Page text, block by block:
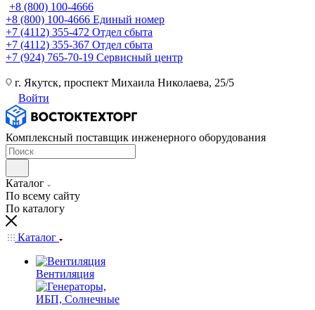
+8 (800) 100-4666
+8 (800) 100-4666 Единый номер
+7 (4112) 355-472 Отдел сбыта
+7 (4112) 355-367 Отдел сбыта
+7 (924) 765-70-19 Сервисный центр
г. Якутск, проспект Михаила Николаева, 25/5
Войти
Комплексный поставщик инженерного оборудования
Каталог
По всему сайту
По каталогу
Каталог
Вентиляция